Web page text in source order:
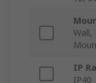
Wall,
IP
IP40